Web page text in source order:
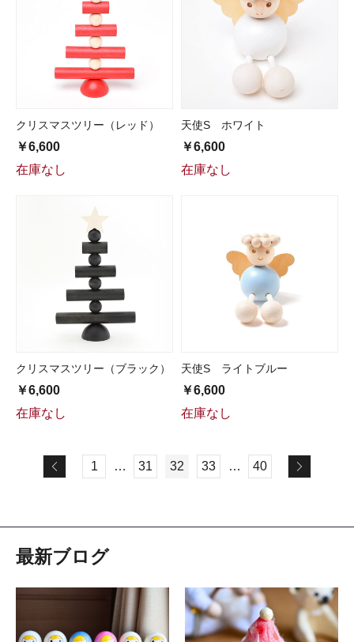
クリスマスツリー（レッド）
￥6,600
在庫なし
天使S ホワイト
￥6,600
在庫なし
クリスマスツリー（ブラック）
￥6,600
在庫なし
天使S ライトブルー
￥6,600
在庫なし
1 … 31 32 33 … 40
最新ブログ